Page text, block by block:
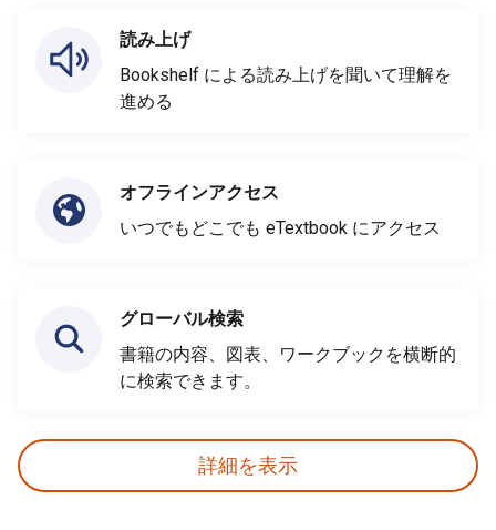
読み上げ
Bookshelf による読み上げを聞いて理解を
進める
オフラインアクセス
いつでもどこでも eTextbook にアクセス
グローバル検索
書籍の内容、図表、ワークブックを横断的
に検索できます。
詳細を表示